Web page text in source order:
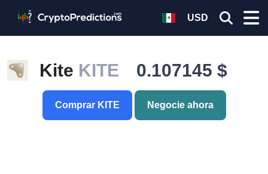
USD
Kite KITE 0.107145 $
Comprar KITE Negocie ahora